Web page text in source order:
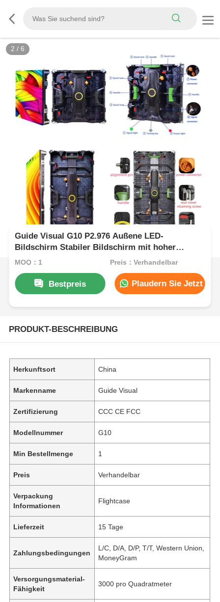
2 / 6
Guide Visual G10 P2.976 Außene LED-
Bildschirm Stabiler Bildschirm mit hoher
Helligkeit für kommerzielle Außenanwendungen
MOQ：1 Preis：Verhandelbar
Bestpreis Plaudern Sie Jetzt
PRODUKT-BESCHREIBUNG
Herkunftsort China
Markenname Guide Visual
Zertifizierung CCC CE FCC
Modellnummer G10
Min Bestellmenge 1
Preis Verhandelbar
Verpackung
Informationen
Flightcase
Lieferzeit 15 Tage
Zahlungsbedingungen
L/C, D/A, D/P, T/T, Western Union,
MoneyGram
Versorgungsmaterial-
Fähigkeit
3000 pro Quadratmeter